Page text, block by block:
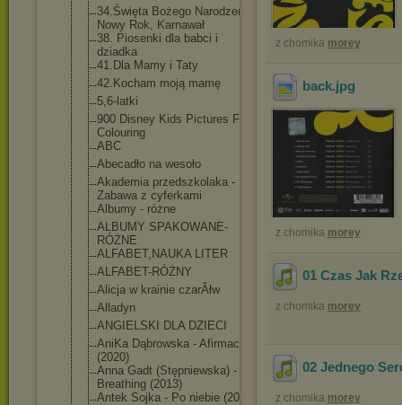
34.Święta Bożego Narodzenia,
Nowy Rok, Karnawał
38. Piosenki dla babci i
dziadka
41.Dla Mamy i Taty
42.Kocham moją mamę
5,6-latki
900 Disney Kids Pictures For
Colouring
ABC
Abecadło na wesoło
Akademia przedszkolaka -
Zabawa z cyferkami
Albumy - różne
ALBUMY SPAKOWANE-
RÓŻNE
ALFABET,NAUKA LITER
ALFABET-RÓŻNY
Alicja w krainie czarĂłw
Alladyn
ANGIELSKI DLA DZIECI
AniKa Dąbrowska - Afirmacja
(2020)
Anna Gadt (Stępniewska) -
Breathing (2013)
Antek Sojka - Po niebie (2018)
z chomika morey
back.jpg
z chomika morey
01 Czas Jak
z chomika morey
02 Jednego
z chomika morey